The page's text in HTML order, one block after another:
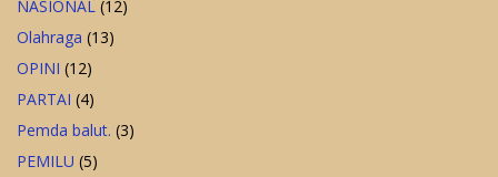
NASIONAL (12)
Olahraga (13)
OPINI (12)
PARTAI (4)
Pemda balut. (3)
PEMILU (5)